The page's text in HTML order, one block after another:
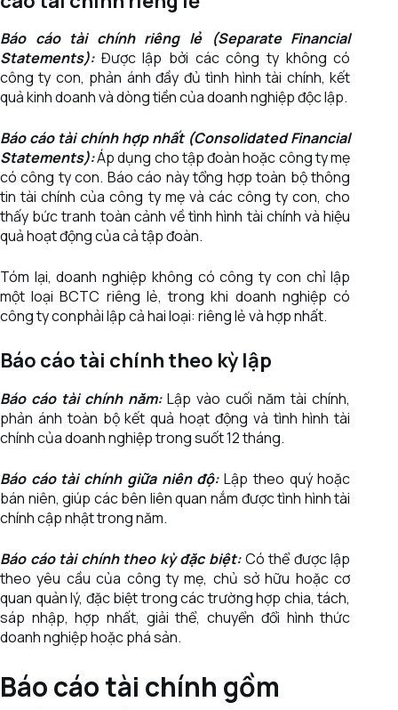
Báo cáo tài chính riêng lẻ (Separate Financial
Statements): Được lập bởi các công ty không có
công ty con, phản ánh đầy đủ tình hình tài chính, kết
quả kinh doanh và dòng tiền của doanh nghiệp độc lập.
Báo cáo tài chính hợp nhất (Consolidated Financial
Statements):Áp dụng cho tập đoàn hoặc công ty mẹ
có công ty con. Báo cáo này tổng hợp toàn bộ thông
tin tài chính của công ty mẹ và các công ty con, cho
thấy bức tranh toàn cảnh về tình hình tài chính và hiệu
quả hoạt động của cả tập đoàn.
Tóm lại, doanh nghiệp không có công ty con chỉ lập
một loại BCTC riêng lẻ, trong khi doanh nghiệp có
công ty conphải lập cả hai loại: riêng lẻ và hợp nhất.
Báo cáo tài chính theo kỳ lập
Báo cáo tài chính năm: Lập vào cuối năm tài chính,
phản ánh toàn bộ kết quả hoạt động và tình hình tài
chính của doanh nghiệp trong suốt 12 tháng.
Báo cáo tài chính giữa niên độ: Lập theo quý hoặc
bán niên, giúp các bên liên quan nắm được tình hình tài
chính cập nhật trong năm.
Báo cáo tài chính theo kỳ đặc biệt: Có thể được lập
theo yêu cầu của công ty mẹ, chủ sở hữu hoặc cơ
quan quản lý, đặc biệt trong các trường hợp chia, tách,
sáp nhập, hợp nhất, giải thể, chuyển đổi hình thức
doanh nghiệp hoặc phá sản.
Báo cáo tài chính gồm